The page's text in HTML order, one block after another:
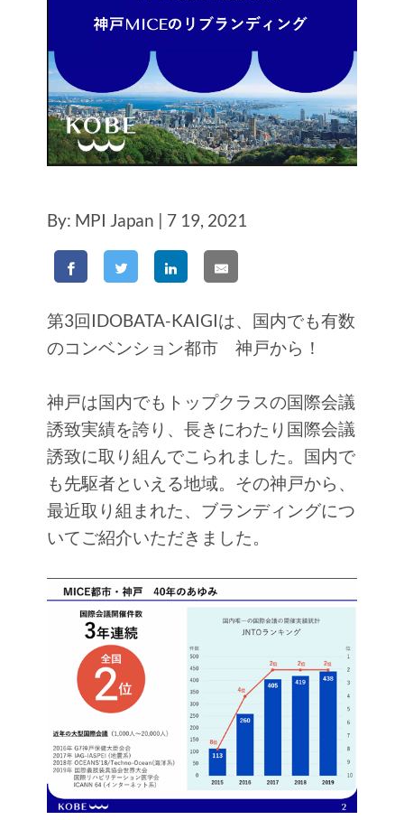
By: MPI Japan | 7 19, 2021
第3回IDOBATA-KAIGIは、国内でも有数
のコンベンション都市 神戸から！
神戸は国内でもトップクラスの国際会議
誘致実績を誇り、長きにわたり国際会議
誘致に取り組んでこられました。国内で
も先駆者といえる地域。その神戸から、
最近取り組まれた、ブランディングにつ
いてご紹介いただきました。